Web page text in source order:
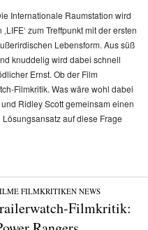
Internationale Raumstation wird
‚LIFE‘ zum Treffpunkt mit der ersten
Lebensform. Aus süß
knuddelig wird dabei schnell
Ernst. Ob der Film
Filmkritik. Was wäre wohl dabei
Ridley Scott gemeinsam einen
auf diese Frage
/FILMKRITIKEN/NEWS
Filmkritik: